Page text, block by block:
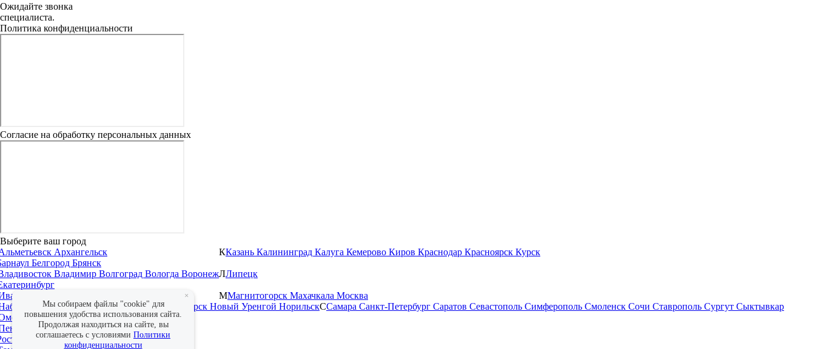
Ожидайте звонка
специалиста.
Политика конфиденциальности
Согласие на обработку персональных данных
Выберите ваш город
Архангельск
Белгород Брянск
Владимир Волгоград Вологда Воронеж
ККазань Калининград Калуга Кемерово Киров Краснодар Красноярск Курск
ЛЛипецк
ММагнитогорск Махачкала Москва
ЧелныНижневартовск Новосибирск Новый Уренгой Норильск
Оренбург
Пермь
на-ДонуРязань
ССамара Санкт-Петербург Саратов Севастополь Симферополь Смоленск Сочи Ставрополь Сургут Сыктывкар
×
Мы собираем файлы "cookie" для
повышения удобства использования сайта.
Продолжая находиться на сайте, вы
соглашаетесь с условиями Политики
конфиденциальности